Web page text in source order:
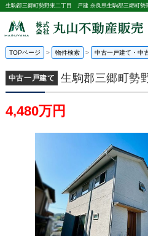
TOPページ 物件検索 中古一戸建て・中
中古一戸建て 生駒郡三郷町
4,480万円